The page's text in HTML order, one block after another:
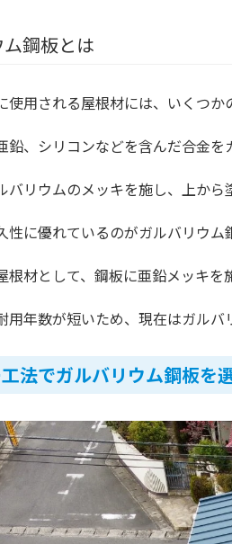
鋼板とは
使用される屋根材には、いくつ
鉛、シリコンなどを含んだ合金を
バリウムのメッキを施し、上から
性に優れているのがガルバリウム
根材として、鋼板に亜鉛メッキを
用年数が短いため、現在はガルバ
法でガルバリウム鋼板を